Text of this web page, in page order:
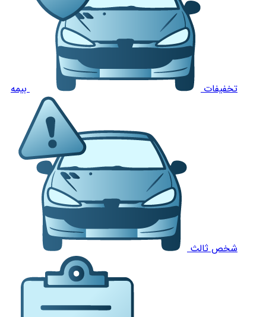
تخفیفات بیمه
شخص ثالث